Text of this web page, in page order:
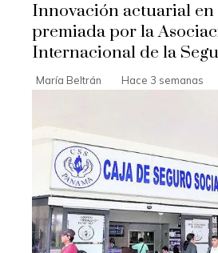
Innovación actuarial en
premiada por la
Internacional de la
María Beltrán Hace 3 semanas